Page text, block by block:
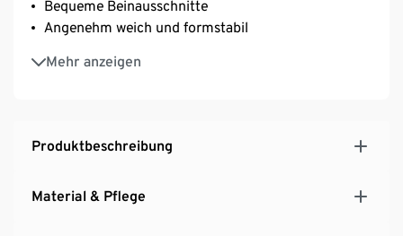
Bequeme Beinausschnitte
Angenehm weich und formstabil
Mehr anzeigen
Perfekter Sitz durch elastische Single-Jersey-
Produktbeschreibung
Material & Pflege